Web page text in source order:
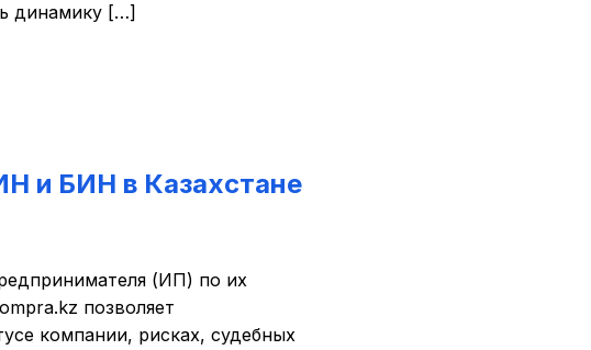
динамику […]
и БИН в Казахстане
(ИП) по их
позволяет
компании, рисках, судебных